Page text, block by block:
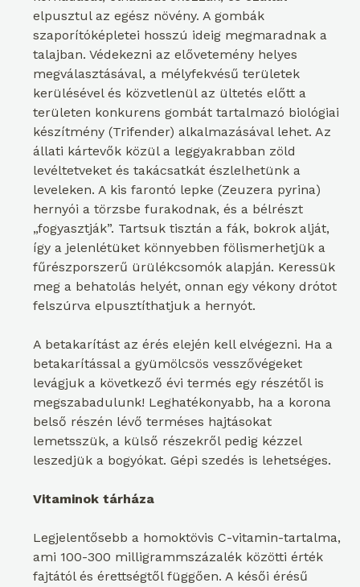
elpusztul az egész növény. A gombák
szaporítóképletei hosszú ideig megmaradnak a
talajban. Védekezni az elővetemény helyes
megválasztásával, a mélyfekvésű területek
kerülésével és közvetlenül az ültetés előtt a
területen konkurens gombát tartalmazó biológiai
készítmény (Trifender) alkalmazásával lehet. Az
állati kártevők közül a leggyakrabban zöld
levéltetveket és takácsatkát észlelhetünk a
leveleken. A kis farontó lepke (Zeuzera pyrina)
hernyói a törzsbe furakodnak, és a bélrészt
„fogyasztják”. Tartsuk tisztán a fák, bokrok alját,
így a jelenlétüket könnyebben fölismerhetjük a
fűrészporszerű ürülékcsomók alapján. Keressük
meg a behatolás helyét, onnan egy vékony drótot
felszúrva elpusztíthatjuk a hernyót.
A betakarítást az érés elején kell elvégezni. Ha a
betakarítással a gyümölcsös vesszővégeket
levágjuk a következő évi termés egy részétől is
megszabadulunk! Leghatékonyabb, ha a korona
belső részén lévő terméses hajtásokat
lemetsszük, a külső részekről pedig kézzel
leszedjük a bogyókat. Gépi szedés is lehetséges.
Vitaminok tárháza
Legjelentősebb a homoktövis C-vitamin-tartalma,
ami 100-300 milligrammszázalék közötti érték
fajtától és érettségtől függően. A késői érésű